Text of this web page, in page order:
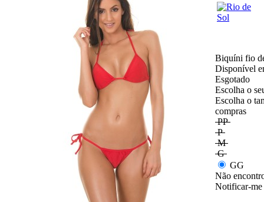
Biquíni fio
Disponível
Esgotado
Escolha o
Escolha o
compras
PP
P
M
G
GG
Não
Notificar-me